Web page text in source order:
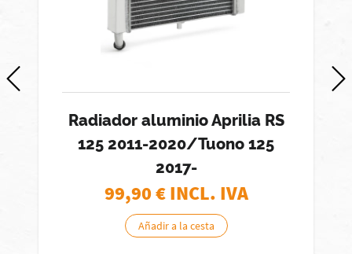
Radiador aluminio Aprilia RS
125 2011-2020/Tuono 125
2017-
99,90€ INCL. IVA
Añadir a la cesta